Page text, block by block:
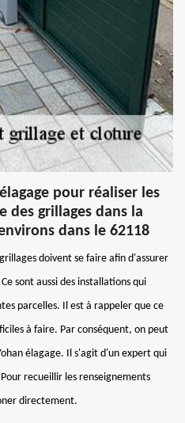
pour réaliser les
des grillages dans la
dans le 62118
doivent se faire afin d'assurer
sont aussi des installations qui
parcelles. Il est à rappeler que ce
à faire. Par conséquent, on peut
élagage. Il s'agit d'un expert qui
recueillir les renseignements
directement.